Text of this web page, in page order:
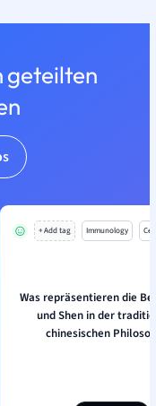
geteilten
+ Add tag Immunology
Was repräsentieren die
und Shen in der
chinesischen